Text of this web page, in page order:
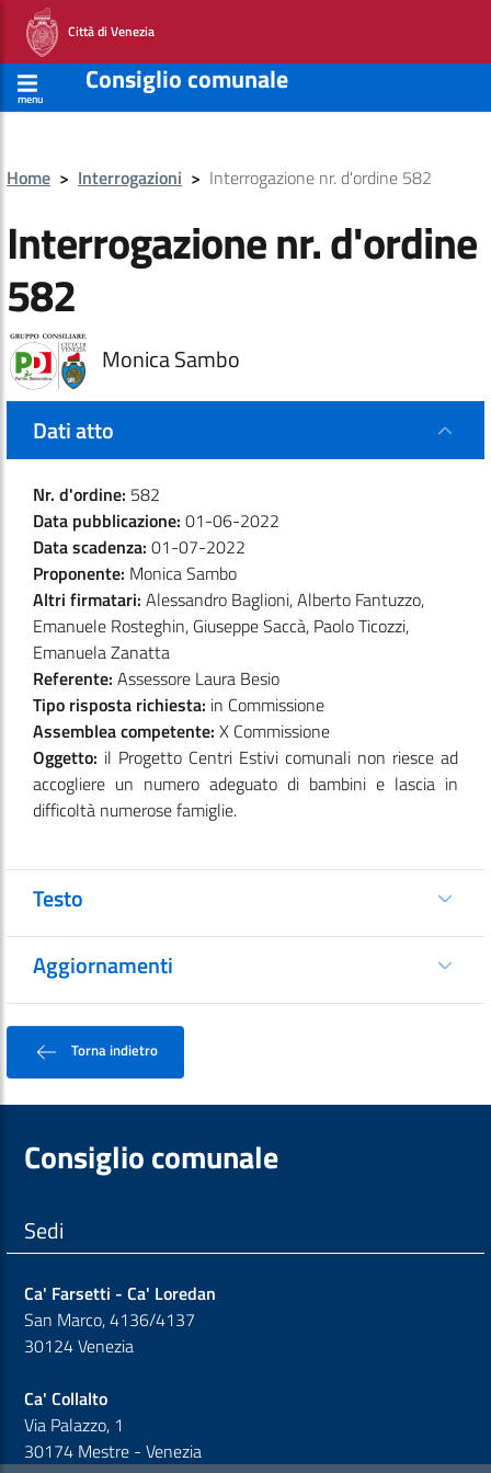
Città di Venezia
menu
Consiglio comunale
Home > Interrogazioni > Interrogazione nr. d'ordine 582
Interrogazione nr. d'ordine
582
Monica Sambo
Dati atto
Nr. d'ordine: 582
Data pubblicazione: 01-06-2022
Data scadenza: 01-07-2022
Proponente: Monica Sambo
Altri firmatari: Alessandro Baglioni, Alberto Fantuzzo,
Emanuele Rosteghin, Giuseppe Saccà, Paolo Ticozzi,
Emanuela Zanatta
Referente: Assessore Laura Besio
Tipo risposta richiesta: in Commissione
Assemblea competente: X Commissione
Oggetto: il Progetto Centri Estivi comunali non riesce ad
accogliere un numero adeguato di bambini e lascia in
difficoltà numerose famiglie.
Testo
Aggiornamenti
Torna indietro
Consiglio comunale
Sedi
Ca' Farsetti - Ca' Loredan
San Marco, 4136/4137
30124 Venezia
Ca' Collalto
Via Palazzo, 1
30174 Mestre - Venezia